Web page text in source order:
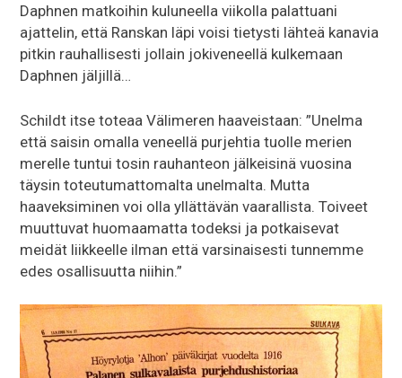
Daphnen matkoihin kuluneella viikolla palattuani
ajattelin, että Ranskan läpi voisi tietysti lähteä kanavia
pitkin rauhallisesti jollain jokiveneellä kulkemaan
Daphnen jäljillä…
Schildt itse toteaa Välimeren haaveistaan: ”Unelma
että saisin omalla veneellä purjehtia tuolle merien
merelle tuntui tosin rauhanteon jälkeisinä vuosina
täysin toteutumattomalta unelmalta. Mutta
haaveksiminen voi olla yllättävän vaarallista. Toiveet
muuttuvat huomaamatta todeksi ja potkaisevat
meidät liikkeelle ilman että varsinaisesti tunnemme
edes osallisuutta niihin.”